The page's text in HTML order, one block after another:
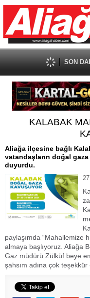
SON
KALABAK
Aliağa ilçesine bağlı
vatandaşların doğal
duyurdu.
paylaşımda “Mahallemize
almaya başlıyoruz. Aliağa
Gaz müdürü Zülküf beye
şahsım adına çok teşekkür